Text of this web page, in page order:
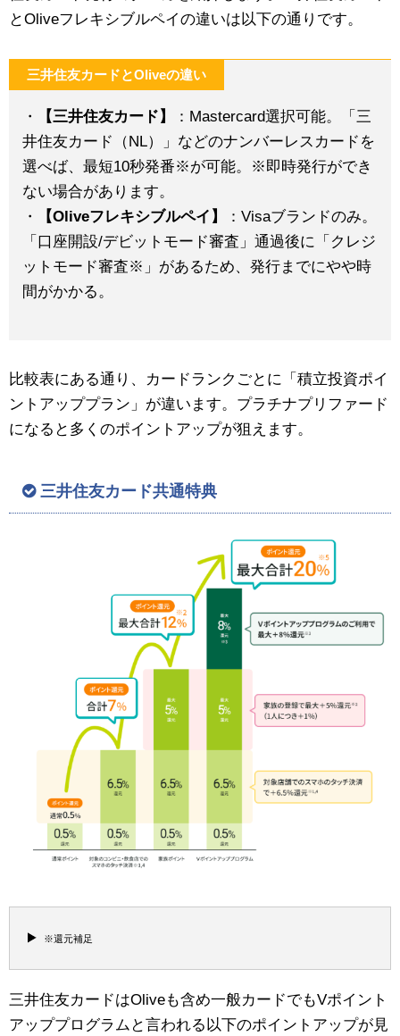
とOliveフレキシブルペイの違いは以下の通りです。
三井住友カードとOliveの違い
・ 【三井住友カード】
：Mastercard選択可能。「三
井住友カード（NL）」などのナンバーレスカードを
選べば、最短10秒発番※が可能。※即時発行ができ
ない場合があります。
・
【Oliveフレキシブルペイ】
：Visaブランドのみ。
「口座開設/デビットモード審査」通過後に「クレジ
ットモード審査※」があるため、発行までにやや時
間がかかる。
比較表にある通り、カードランクごとに「積立投資ポイ
ントアッププラン」が違います。プラチナプリファード
になると多くのポイントアップが狙えます。
三井住友カード共通特典
※還元補足
三井住友カードはOliveも含め一般カードでもVポイント
アッププログラムと言われる以下のポイントアップが見